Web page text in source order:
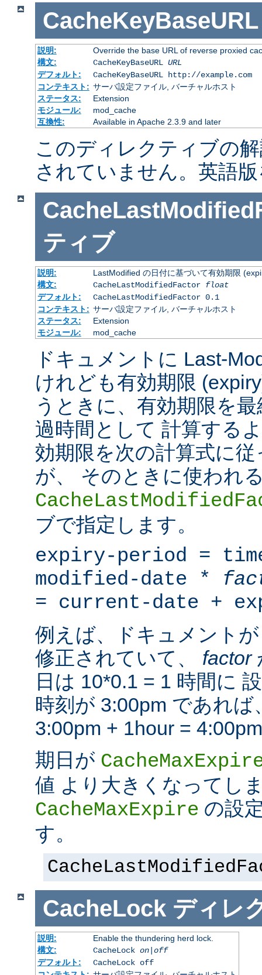
CacheKeyBaseURL
説明:
Override the base URL of reverse proxied
構文:
CacheKeyBaseURL URL
デフォルト:
CacheKeyBaseURL http://example.com
コンテキスト: サーバ設定ファイル, バーチャルホスト
ステータス:
Extension
モジュール:
mod_cache
互換性:
Available in Apache 2.3.9 and later
このディレクティブの
されていません。英語
ティブ
説明:
LastModified の日付に基づいて有効期限
構文:
CacheLastModifiedFactor float
デフォルト:
CacheLastModifiedFactor 0.1
コンテキスト: サーバ設定ファイル, バーチャルホスト
ステータス:
Extension
モジュール:
mod_cache
ドキュメントに Last-
けれども有効期限
うときに、有効期限を
過時間として 計算する
効期限を次の計算式に
が、 そのときに使われ
ブで指定します。
expiry-period =
modified-date *
= current-date +
例えば、ドキュメント
修正されていて、 factor
日は 10*0.1 = 1 時間に
時刻が 3:00pm であれ
3:00pm + 1hour =
期日が
値 より大きくなってし
CacheMaxExpire の設
す。
CacheLock ディレ
説明:
Enable the thundering herd lock.
構文:
CacheLock on|off
デフォルト:
CacheLock off